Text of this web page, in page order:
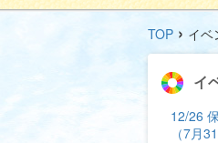
TOP › イベ
イ
12/26
（7月